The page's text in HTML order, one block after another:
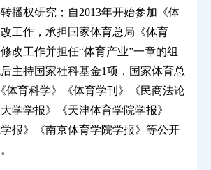
播权研究；自2013年开始参加《体
工作，承担国家体育总局《体育
改工作并担任“体育产业”一章的组
主持国家社科基金1项，国家体育总
体育科学》《体育学刊》《民商法论
学学报》《天津体育学院学报》
学报》《南京体育学院学报》等公开